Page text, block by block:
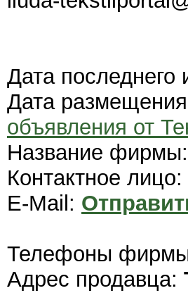
Дата последнего
Дата
объявления от
Название фирмы:
Контактное лицо:
E-Mail:
Телефоны
Адрес продавца: